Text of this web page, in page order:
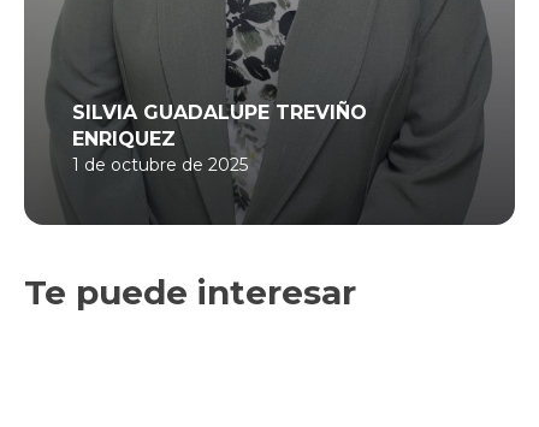
SILVIA GUADALUPE TREVIÑO
ENRIQUEZ
1 de octubre de 2025
Te puede interesar